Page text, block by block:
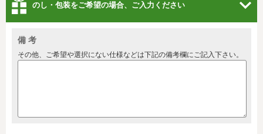
のし・包装をご希望の場合、ご入力ください
備 考
その他、ご希望や選択にない仕様などは下記の備考欄にご記入下さい。